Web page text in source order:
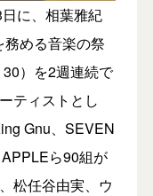
に、相葉雅紀
める音楽の祭
30）を2週連続で
ティストとし
Gnu、SEVEN
ら90組が
松任谷由実、ウ